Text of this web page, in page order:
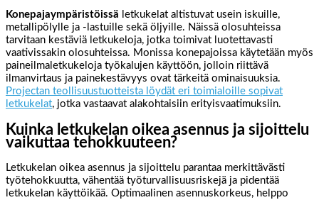
Konepajaympäristöissä letkukelat altistuvat usein iskuille,
metallipölylle ja -lastuille sekä öljyille. Näissä olosuhteissa
tarvitaan kestäviä letkukeloja, jotka toimivat luotettavasti
vaativissakin olosuhteissa. Monissa konepajoissa käytetään myös
paineilmaletkukeloja työkalujen käyttöön, jolloin riittävä
ilmanvirtaus ja painekestävyys ovat tärkeitä ominaisuuksia.
Projectan teollisuustuotteista löydät eri toimialoille sopivat
letkukelat, jotka vastaavat alakohtaisiin erityisvaatimuksiin.
Kuinka letkukelan oikea asennus ja sijoittelu
vaikuttaa tehokkuuteen?
Letkukelan oikea asennus ja sijoittelu parantaa merkittävästi
työtehokkuutta, vähentää työturvallisuusriskejä ja pidentää
letkukelan käyttöikää. Optimaalinen asennuskorkeus, helppo